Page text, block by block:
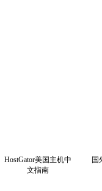
HostGator美国主机中
文指南
国